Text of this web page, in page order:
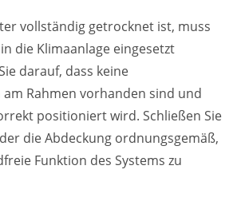
vollständig getrocknet ist, muss
die Klimaanlage eingesetzt
darauf, dass keine
am Rahmen vorhanden sind und
positioniert wird. Schließen Sie
die Abdeckung ordnungsgemäß,
Funktion des Systems zu